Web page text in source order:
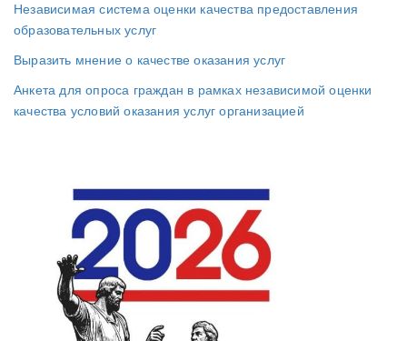
Независимая система оценки качества предоставления
образовательных услуг
Выразить мнение о качестве оказания услуг
Анкета для опроса граждан в рамках независимой оценки
качества условий оказания услуг организацией